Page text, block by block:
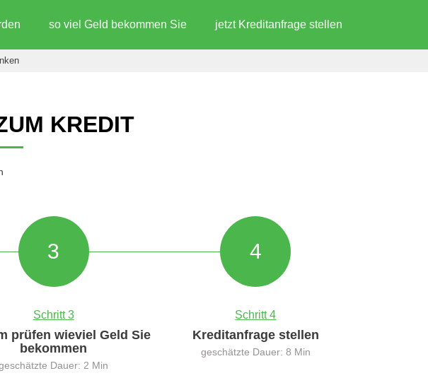
so viel Geld bekommen Sie jetzt Kreditanfrage stellen
KREDIT
3
Schritt 3
prüfen wieviel Geld Sie
bekommen
Dauer: 2 Min
4
Schritt 4
Kreditanfrage stellen
geschätzte Dauer: 8 Min